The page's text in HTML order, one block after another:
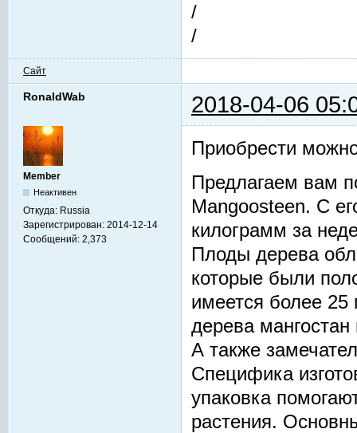
/
/
Сайт
RonaldWab 2018-04-06
Member
Неактивен
Откуда: Russia
Зарегистрирован: 2014-12-14
Сообщений: 2,373
Приобрести
Предлагаем вам
Mangoosteen. С
килограмм за
Плоды дерева
которые были
имеется более 25
дерева
А также
Специфика
упаковка
растения.